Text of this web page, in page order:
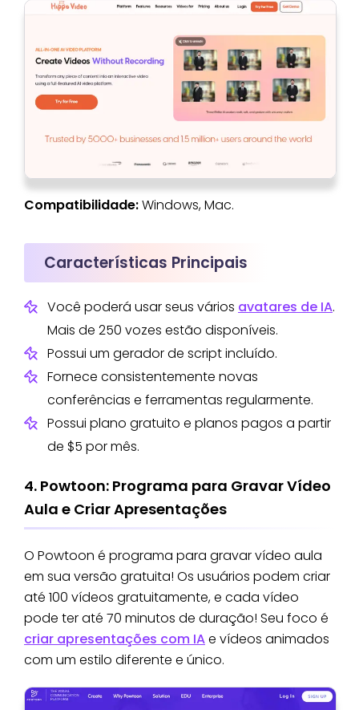
Compatibilidade:Windows, Mac.
Características Principais
Você poderá usar seus vários avatares de IA.
Mais de 250 vozes estão disponíveis.
Possui um gerador de script incluído.
Fornece consistentemente novas
conferências e ferramentas regularmente.
Possui plano gratuito e planos pagos a partir
de $5 por mês.
4. Powtoon: Programa para Gravar Vídeo
Aula e Criar Apresentações
O Powtoon é programa para gravar vídeo aula
em sua versão gratuita! Os usuários podem criar
até 100 vídeos gratuitamente, e cada vídeo
pode ter até 70 minutos de duração! Seu foco é
criar apresentações com IAe vídeos animados
com um estilo diferente e único.